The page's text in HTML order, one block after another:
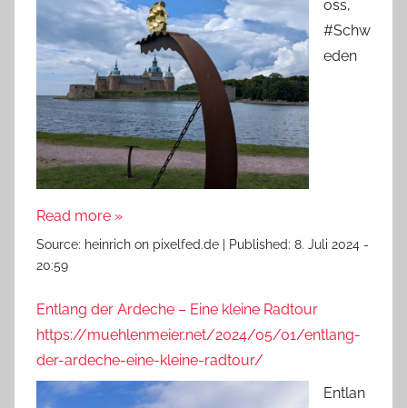
oss,
#Schw
eden
Read more »
Source: heinrich on pixelfed.de Published: 8. Juli 2024 -
20:59
Entlang der Ardeche – Eine kleine Radtour
https://muehlenmeier.net/2024/05/01/entlang-
der-ardeche-eine-kleine-radtour/
Entlan